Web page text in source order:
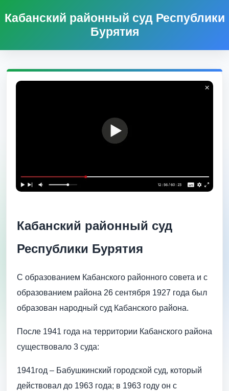
Кабанский районный суд Республики
Бурятия
Кабанский районный суд
Республики Бурятия
С образованием Кабанского районного совета и с
образованием района 26 сентября 1927 года был
образован народный суд Кабанского района.
После 1941 года на территории Кабанского района
существовало 3 суда:
1941год – Бабушкинский городской суд, который
действовал до 1963 года; в 1963 году он с